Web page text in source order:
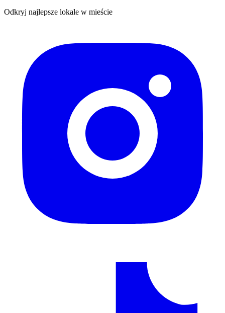
Odkryj najlepsze lokale w mieście